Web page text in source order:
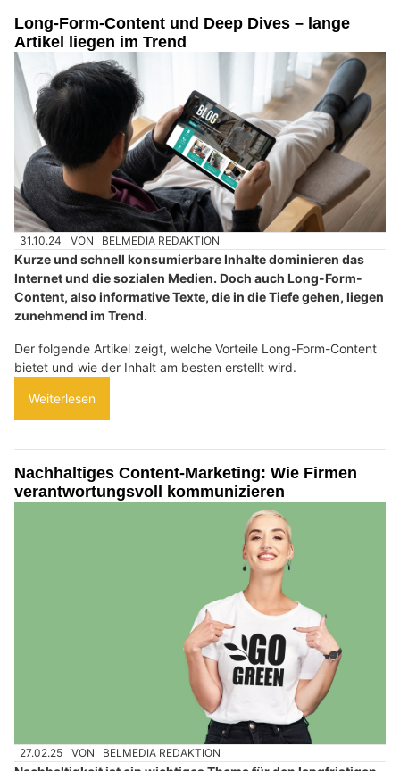
Long-Form-Content und Deep Dives – lange
Artikel liegen im Trend
31.10.24 VON BELMEDIA REDAKTION
Kurze und schnell konsumierbare Inhalte dominieren das
Internet und die sozialen Medien. Doch auch Long-Form-
Content, also informative Texte, die in die Tiefe gehen, liegen
zunehmend im Trend.
Der folgende Artikel zeigt, welche Vorteile Long-Form-Content
bietet und wie der Inhalt am besten erstellt wird.
Weiterlesen
Nachhaltiges Content-Marketing: Wie Firmen
verantwortungsvoll kommunizieren
27.02.25 VON BELMEDIA REDAKTION